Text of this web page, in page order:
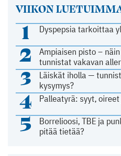
VIIKON
1 Dyspepsia tarkoittaa
2
Ampiaisen pisto –
tunnistat vakavan
3
Läiskät iholla —
kysymys?
4 Palleatyrä: syyt,
5
Borrelioosi, TBE ja
pitää tietää?